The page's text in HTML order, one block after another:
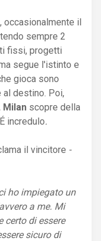
occasionalmente il
sempre 2
fissi, progetti
segue l'istinto e
gioca sono
al destino. Poi,
Milan scopre della
incredulo.
il vincitore -
ho impiegato un
a me. Mi
certo di essere
sicuro di